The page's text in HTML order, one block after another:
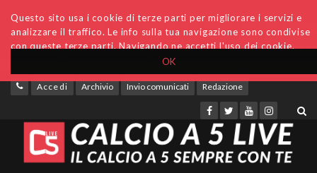
OK
Questo sito usa i cookie di terze parti per migliorare i servizi e
analizzare il traffico. Le info sulla tua navigazione sono condivise
con queste terze parti. Navigando ne accetti l'uso dei cookie.
Accedi Archivio Invio comunicati Redazione